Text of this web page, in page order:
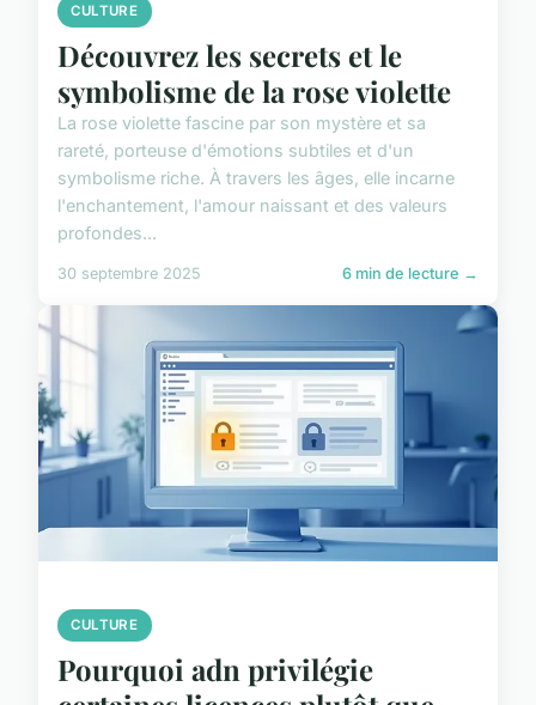
CULTURE
Découvrez les secrets et le
symbolisme de la rose violette
La rose violette fascine par son mystère et sa
rareté, porteuse d'émotions subtiles et d'un
symbolisme riche. À travers les âges, elle incarne
l'enchantement, l'amour naissant et des valeurs
profondes...
30 septembre 2025 6 min de lecture →
CULTURE
Pourquoi adn privilégie